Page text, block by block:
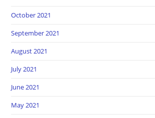
October 2021
September 2021
August 2021
July 2021
June 2021
May 2021